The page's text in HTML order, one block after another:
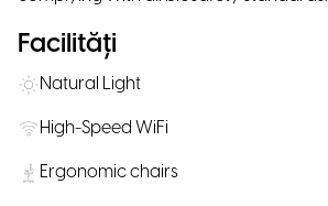
Facilități
Natural Light
High-Speed WiFi
Ergonomic chairs